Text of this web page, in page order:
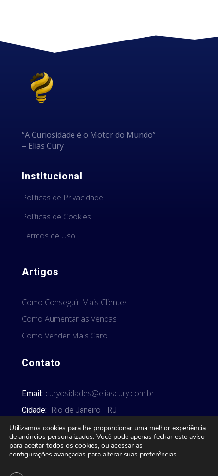
“A Curiosidade é o Motor do Mundo”
– Elias Cury
Institucional
Politicas de Privacidade
Políticas de Cookies
Termos de Uso
Artigos
Como Conseguir Mais Clientes
Como Aumentar as Vendas
Como Vender Mais Caro
Contato
Email: curyosidades@eliascury.com.br
Cidade: Rio de Janeiro - RJ
Utilizamos cookies para lhe proporcionar uma melhor experiência
de anúncios personalizados. Você pode apenas fechar este aviso
para aceitar todos os cookies, ou acessar as
configurações avançadas para alterar suas preferências.